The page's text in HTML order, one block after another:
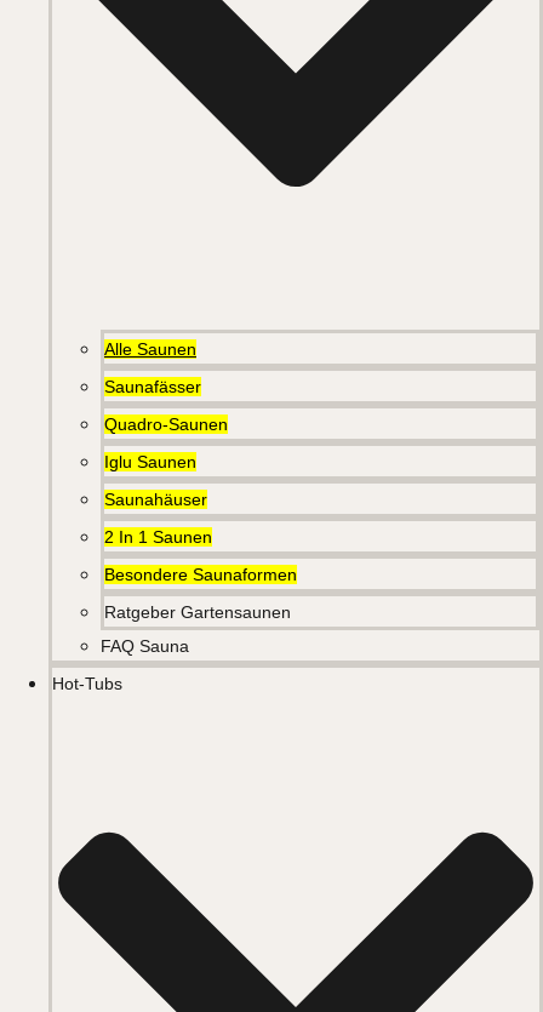
Alle Saunen
Saunafässer
Quadro-Saunen
Iglu Saunen
Saunahäuser
2 In 1 Saunen
Besondere Saunaformen
Ratgeber Gartensaunen
FAQ Sauna
Hot-Tubs